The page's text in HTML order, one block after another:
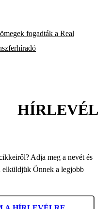
fogadták a Real
HÍRLEVÉL
Adja meg a nevét és
elküldjük Önnek a legjobb